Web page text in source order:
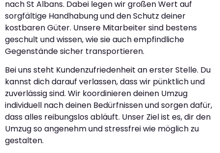
nach St Albans. Dabei legen wir großen Wert auf
sorgfältige Handhabung und den Schutz deiner
kostbaren Güter. Unsere Mitarbeiter sind bestens
geschult und wissen, wie sie auch empfindliche
Gegenstände sicher transportieren.
Bei uns steht Kundenzufriedenheit an erster Stelle. Du
kannst dich darauf verlassen, dass wir pünktlich und
zuverlässig sind. Wir koordinieren deinen Umzug
individuell nach deinen Bedürfnissen und sorgen dafür,
dass alles reibungslos abläuft. Unser Ziel ist es, dir den
Umzug so angenehm und stressfrei wie möglich zu
gestalten.